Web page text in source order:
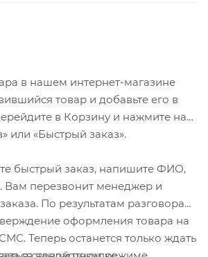
в нашем интернет-магазине
товар и добавьте его в
в Корзину и нажмите на
или «Быстрый заказ».
быстрый заказ, напишите ФИО,
Вам перезвонит менеджер и
По результатам разговора
оформления товара на
Теперь останется только ждать